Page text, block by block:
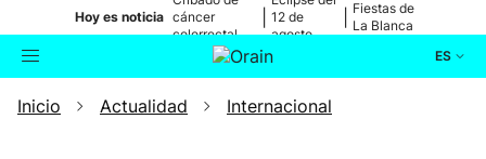
Hoy es noticia cáncer
colorrectal
12 de
agosto
Fiestas de
La Blanca
ES
Buscador Actualidad
Inicio Actualidad Internacional